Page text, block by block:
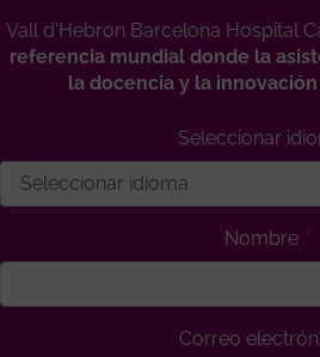
Vall d'Hebron Barcelona Hospital
referencia mundial donde la
la docencia y la
Seleccionar
Nombre
Correo